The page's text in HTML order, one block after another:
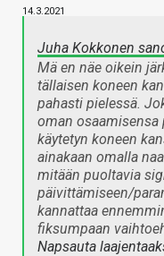
14.3.2021
Juha Kokkonen
Mä en näe oikein
tällaisen koneen
pahasti pielessä.
oman osaamisensa
käytetyn koneen
ainakaan omalla
mitään puoltavia
päivittämiseen/
kannattaa
fiksumpaan
Napsauta